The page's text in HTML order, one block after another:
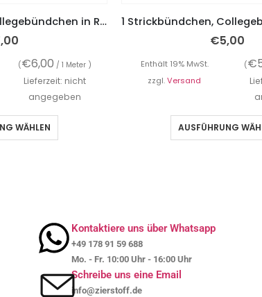
Strickbündchen, Collegebündchen in Rosa uni – 135 cm
(€6,00 / 1 Meter )
Lieferzeit: nicht
angegeben
WÄHLEN
€5,00
Enthält 19% MwSt. (€
zzgl.Versand
AUSFÜHRUNG
Kontaktiere uns über Whatsapp
+49 178 91 59 688
Mo. - Fr. 10:00 Uhr - 16:00 Uhr
Schreibe uns eine Email
info@zierstoff.de